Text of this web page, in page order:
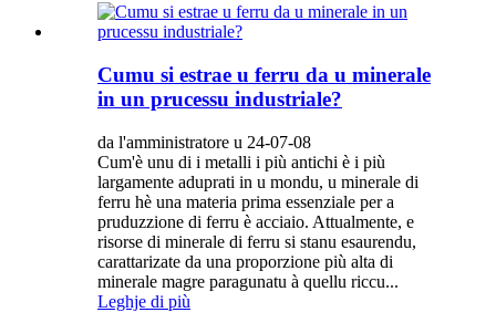
Cumu si estrae u ferru da u minerale
in un prucessu industriale?
da l'amministratore u 24-07-08
Cum'è unu di i metalli i più antichi è i più
largamente aduprati in u mondu, u minerale di
ferru hè una materia prima essenziale per a
pruduzzione di ferru è acciaio. Attualmente, e
risorse di minerale di ferru si stanu esaurendu,
carattarizate da una proporzione più alta di
minerale magre paragunatu à quellu riccu...
Leghje di più